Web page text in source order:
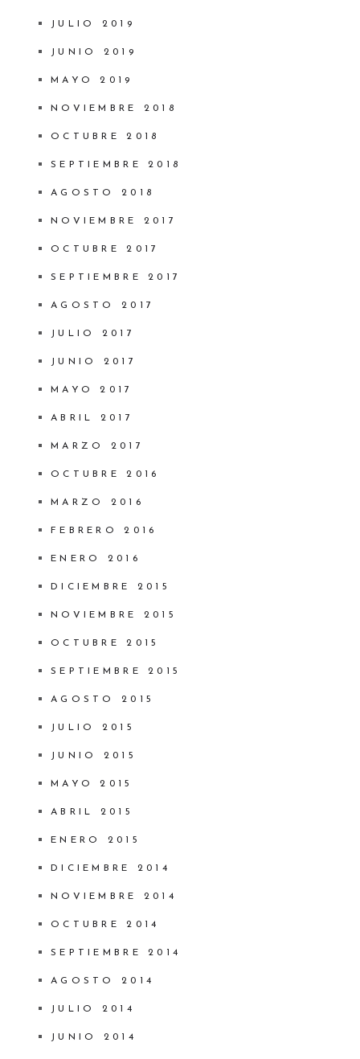
JULIO 2019
JUNIO 2019
MAYO 2019
NOVIEMBRE 2018
OCTUBRE 2018
SEPTIEMBRE 2018
AGOSTO 2018
NOVIEMBRE 2017
OCTUBRE 2017
SEPTIEMBRE 2017
AGOSTO 2017
JULIO 2017
JUNIO 2017
MAYO 2017
ABRIL 2017
MARZO 2017
OCTUBRE 2016
MARZO 2016
FEBRERO 2016
ENERO 2016
DICIEMBRE 2015
NOVIEMBRE 2015
OCTUBRE 2015
SEPTIEMBRE 2015
AGOSTO 2015
JULIO 2015
JUNIO 2015
MAYO 2015
ABRIL 2015
ENERO 2015
DICIEMBRE 2014
NOVIEMBRE 2014
OCTUBRE 2014
SEPTIEMBRE 2014
AGOSTO 2014
JULIO 2014
JUNIO 2014